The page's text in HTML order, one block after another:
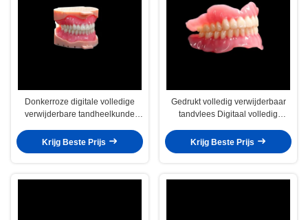
Donkerroze digitale volledige
verwijderbare tandheelkunde
prothese
Krijg Beste Prijs
Gedrukt volledig verwijderbaar
tandvlees Digitaal volledig
Krijg Beste Prijs